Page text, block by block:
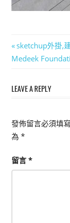
的
體
文
章
導
Previous
Post:
sketchup外掛,
Medeek
LEAVE A REPLY
發佈留言必須填
為 *
留言 *